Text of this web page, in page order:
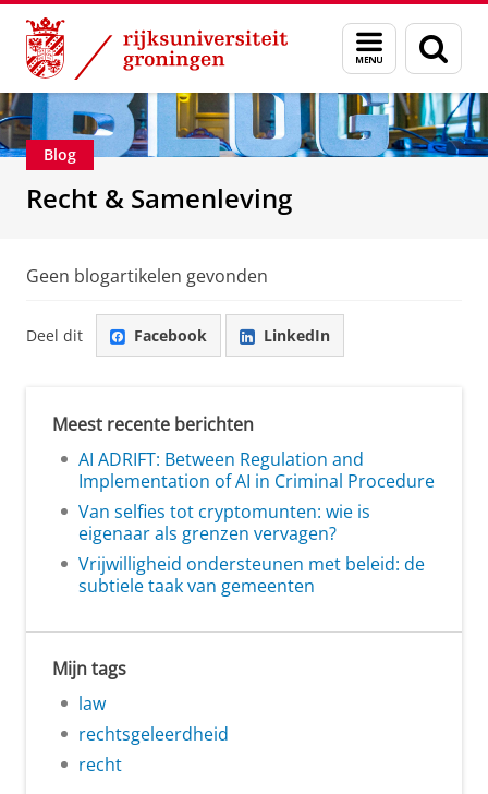
Skip
Content
Skip
Navigation
Menu
en
zoeken
Over ons Recht & Samenleving
Blog
Recht & Samenleving
Geen blogartikelen gevonden
Deel dit Facebook LinkedIn
Meest recente berichten
AI ADRIFT: Between Regulation and
Implementation of AI in Criminal Procedure
Van selfies tot cryptomunten: wie is
eigenaar als grenzen vervagen?
Vrijwilligheid ondersteunen met beleid: de
subtiele taak van gemeenten
Mijn tags
law
rechtsgeleerdheid
recht